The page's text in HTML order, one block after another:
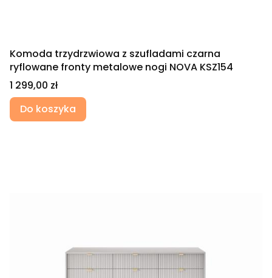
Komoda trzydrzwiowa z szufladami czarna
ryflowane fronty metalowe nogi NOVA KSZ154
Cena
1 299,00 zł
Do koszyka